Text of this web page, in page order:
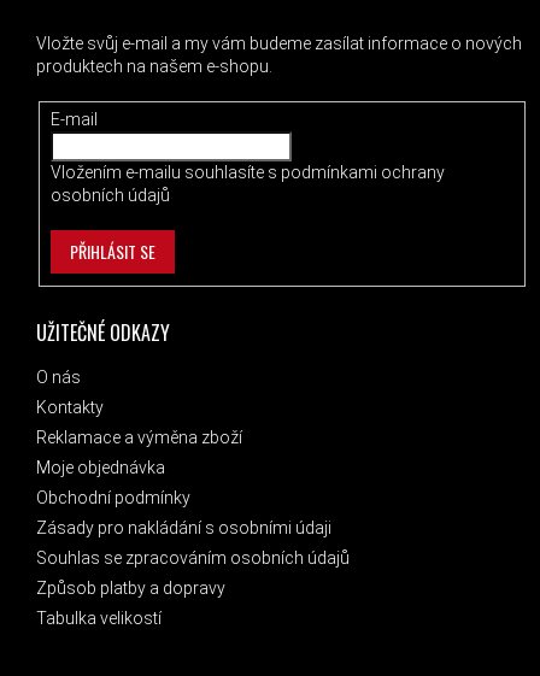
UŽITEČNÉ ODKAZY
O nás
Kontakty
Reklamace a výměna zboží
Moje objednávka
Obchodní podmínky
Zásady pro nakládání s osobními údaji
Souhlas se zpracováním osobních údajů
Způsob platby a dopravy
Tabulka velikostí
Vložte svůj e-mail a my vám budeme zasílat informace o nových
produktech na našem e-shopu.
E-mail
Vložením e-mailu souhlasíte s podmínkami ochrany
osobních údajů
PŘIHLÁSIT SE